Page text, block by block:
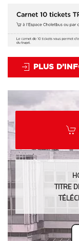
PLUS
TITRE